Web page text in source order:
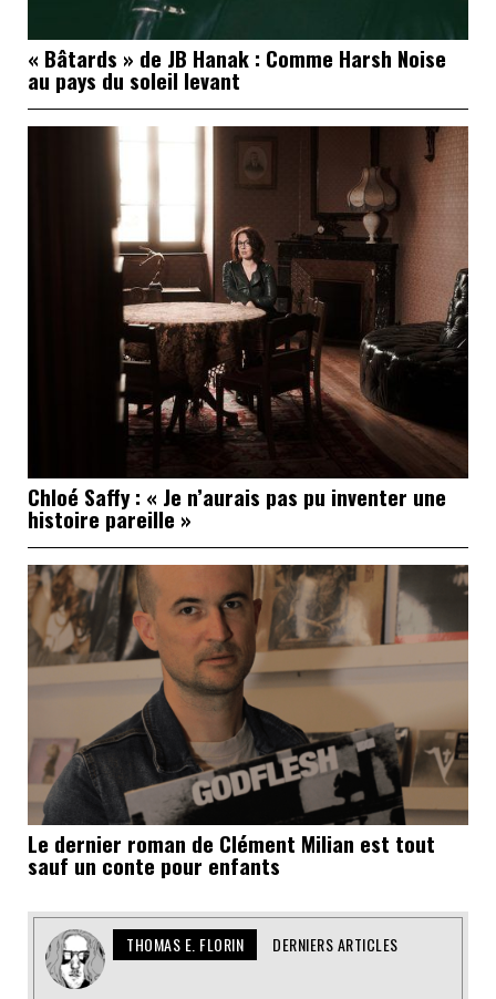
« Bâtards » de JB Hanak : Comme Harsh Noise
au pays du soleil levant
Chloé Saffy : « Je n’aurais pas pu inventer une
histoire pareille »
Le dernier roman de Clément Milian est tout
sauf un conte pour enfants
THOMAS E. FLORIN DERNIERS ARTICLES